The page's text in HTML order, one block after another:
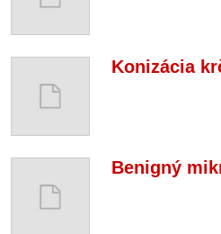
Konizácia
Benigný